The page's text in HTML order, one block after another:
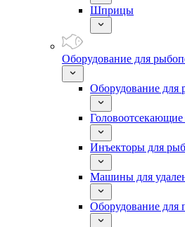
Шприцы
Оборудование для
Оборудование для
Инъекторы для
Машины для
Оборудование для